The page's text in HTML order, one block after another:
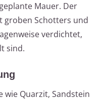
Mauer. Der
groben Schotters und
verdichtet,
sind.
wie Quarzit, Sandstein